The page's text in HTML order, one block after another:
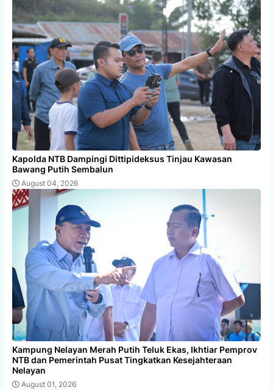
Kapolda NTB Dampingi Dittipideksus Tinjau Kawasan
Bawang Putih Sembalun
August 04, 2026
Kampung Nelayan Merah Putih Teluk Ekas, Ikhtiar Pemprov
NTB dan Pemerintah Pusat Tingkatkan Kesejahteraan
Nelayan
August 01, 2026